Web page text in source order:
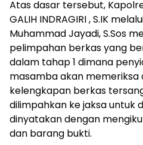
Atas dasar tersebut,
GALIH INDRAGIRI , S.IK
Muhammad Jayadi, S.Sos
pelimpahan berkas yang
dalam tahap 1 dimana
masamba akan memeriksa
kelengkapan berkas
dilimpahkan ke jaksa untuk
dinyatakan dengan
dan barang bukti.